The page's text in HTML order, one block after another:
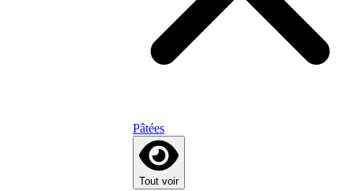
Pâtées
Tout voir